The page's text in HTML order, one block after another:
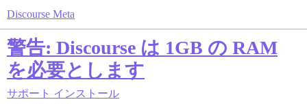
Discourse Meta
警告: Discourse は 1GB の RAM
を必要とします
サポート インストール